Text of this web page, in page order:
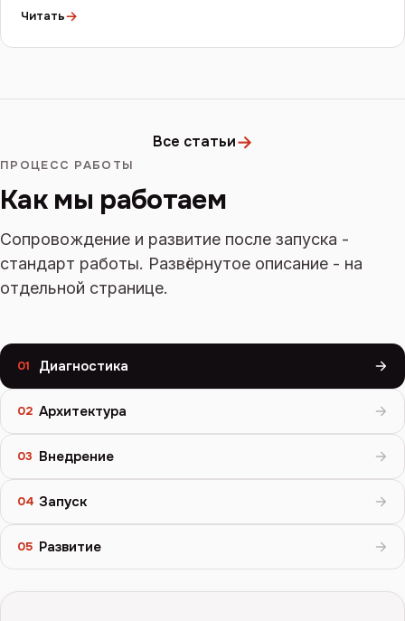
Читать→
Все статьи→
ПРОЦЕСС РАБОТЫ
Как мы работаем
Сопровождение и развитие после запуска -
стандарт работы. Развёрнутое описание - на
отдельной странице.
01 Диагностика
02 Архитектура
03 Внедрение
04 Запуск
05 Развитие